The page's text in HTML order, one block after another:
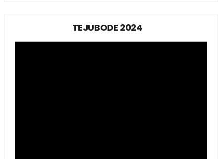
TEJUBODE 2024